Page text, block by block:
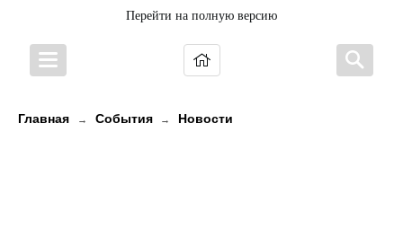
Перейти на полную версию
Главная → События → Новости